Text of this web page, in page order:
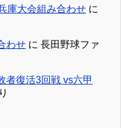
庫大会組み合わせ に
わせ に 長田野球ファ
者復活3回戦 vs六甲